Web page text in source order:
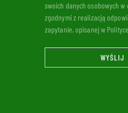
swoich danych osobowych w
zgodnymi z realizacją
zapytanie, opisanej w
WYŚLIJ